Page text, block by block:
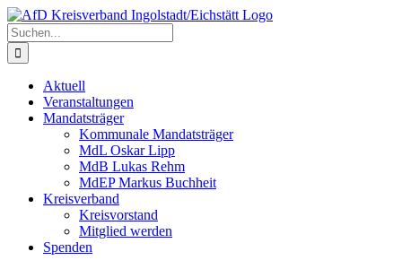
Zum
Inhalt
springen
Suche
nach:
Aktuell
Veranstaltungen
Mandatsträger
Kommunale Mandatsträger
MdL Oskar Lipp
MdB Lukas Rehm
MdEP Markus Buchheit
Kreisverband
Kreisvorstand
Mitglied werden
Spenden